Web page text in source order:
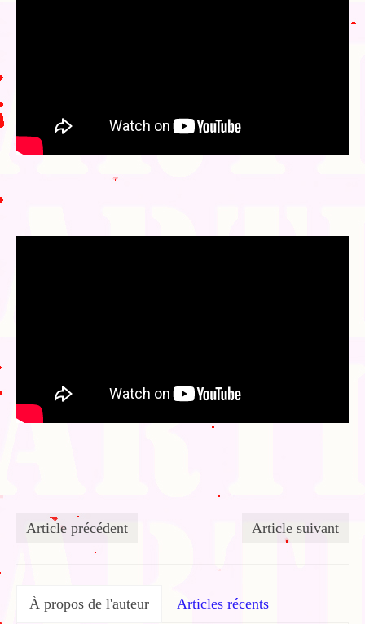
Article précédent Article suivant
À propos de l'auteur Articles récents